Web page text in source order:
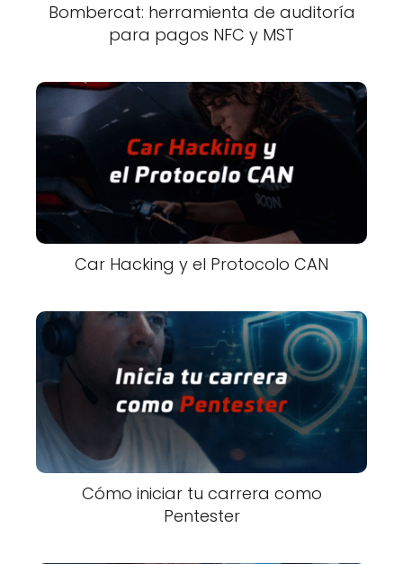
Bombercat: herramienta de auditoría
para pagos NFC y MST
Car Hacking y el Protocolo CAN
Cómo iniciar tu carrera como
Pentester